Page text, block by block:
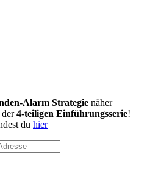
Alarm Strategie näher
der4-teiligen Einführungsserie!
du hier